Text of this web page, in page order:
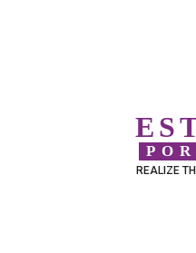
REALIZE